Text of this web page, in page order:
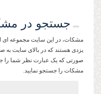
جستجو در
مشکات، در این سایت مجموعه ای
یزدی هستند که در بالای سایت
صورتی که یک عبارت نظر شما را
مشکات را جستجو نمایید.